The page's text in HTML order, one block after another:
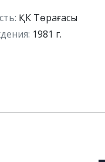
ҚК Төрағасы
1981 г.